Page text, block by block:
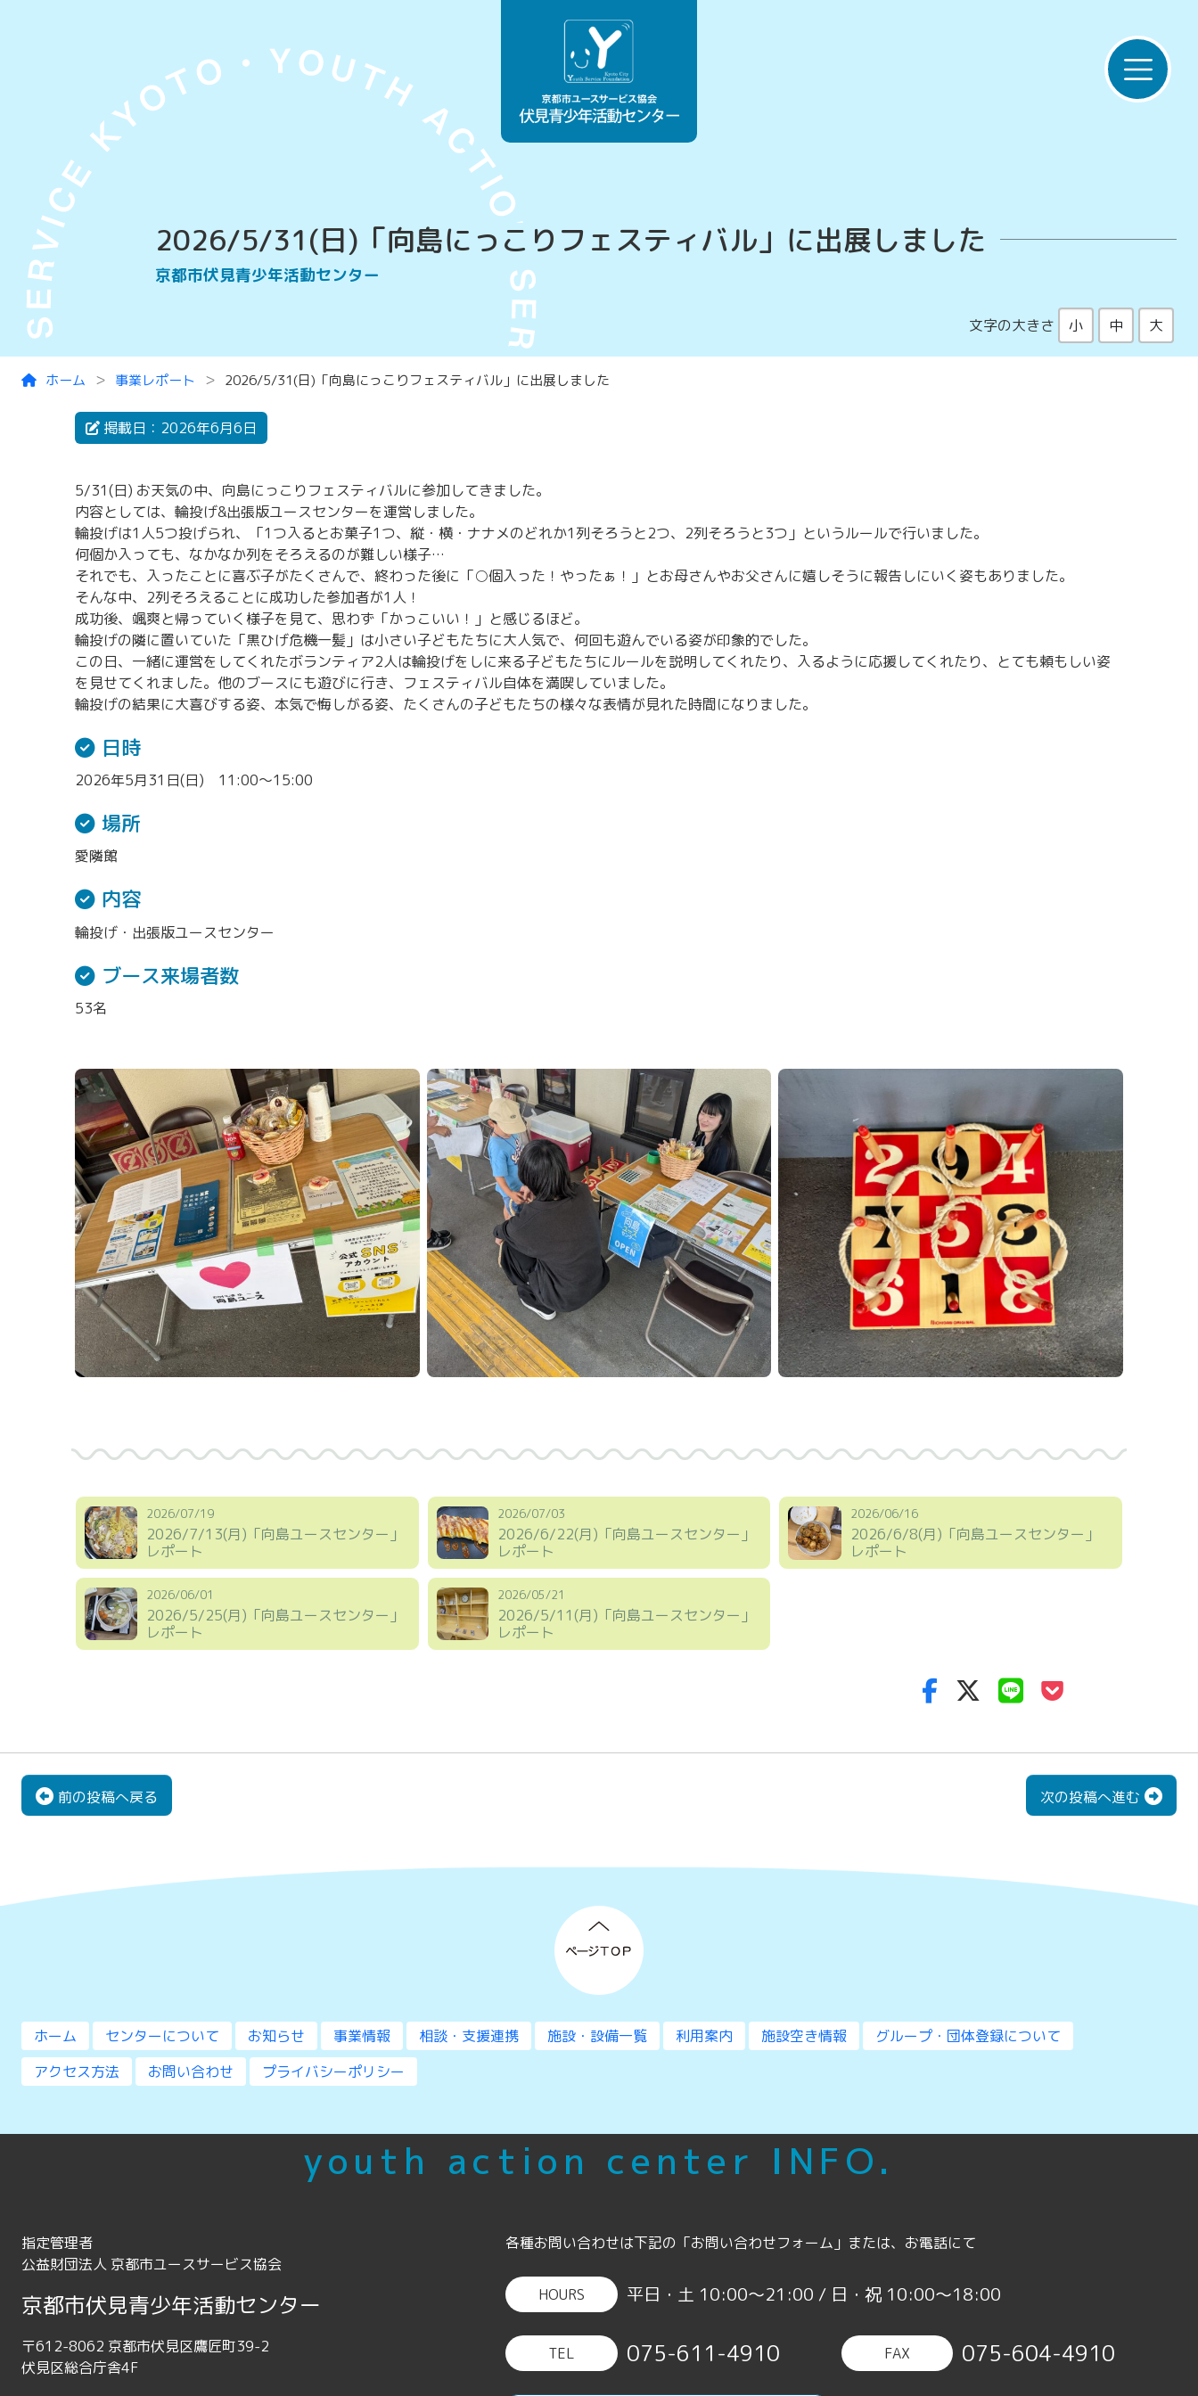
2026/5/31(日)「向島にっこりフェスティバル」に出展しました
京都市伏見青少年活動センター
文字の大きさ 小 中 大
ホーム 事業レポート 2026/5/31(日)「向島にっこりフェスティバル」に出展しました
掲載日：2026年6月6日
5/31(日) お天気の中、向島にっこりフェスティバルに参加してきました。
内容としては、輪投げ&出張版ユースセンターを運営しました。
輪投げは1人5つ投げられ、「1つ入るとお菓子1つ、縦・横・ナナメのどれか1列そろうと2つ、2列そろうと3つ」というルールで行いました。
何個か入っても、なかなか列をそろえるのが難しい様子…
それでも、入ったことに喜ぶ子がたくさんで、終わった後に「○個入った！やったぁ！」とお母さんやお父さんに嬉しそうに報告しにいく姿もありました。
そんな中、2列そろえることに成功した参加者が1人！
成功後、颯爽と帰っていく様子を見て、思わず「かっこいい！」と感じるほど。
輪投げの隣に置いていた「黒ひげ危機一髪」は小さい子どもたちに大人気で、何回も遊んでいる姿が印象的でした。
この日、一緒に運営をしてくれたボランティア2人は輪投げをしに来る子どもたちにルールを説明してくれたり、入るように応援してくれたり、とても頼もしい姿
を見せてくれました。他のブースにも遊びに行き、フェスティバル自体を満喫していました。
輪投げの結果に大喜びする姿、本気で悔しがる姿、たくさんの子どもたちの様々な表情が見れた時間になりました。
日時
2026年5月31日(日) 11:00～15:00
場所
愛隣館
内容
輪投げ・出張版ユースセンター
ブース来場者数
53名
2026/07/19
2026/7/13(月)「向島ユースセンター」
レポート
2026/07/03
2026/6/22(月)「向島ユースセンター」
レポート
2026/06/16
2026/6/8(月)「向島ユースセンター」
レポート
2026/06/01
2026/5/25(月)「向島ユースセンター」
レポート
2026/05/21
2026/5/11(月)「向島ユースセンター」
レポート
前の投稿へ戻る 次の投稿へ進む
ホーム センターについて お知らせ 事業情報 相談・支援連携 施設・設備一覧 利用案内 施設空き情報
グループ・団体登録について
アクセス方法
お問い合わせ プライバシーポリシー
youth action center INFO.
指定管理者
公益財団法人 京都市ユースサービス協会
京都市伏見青少年活動センター
〒612-8062 京都市伏見区鷹匠町39-2
伏見区総合庁舎4F
各種お問い合わせは下記の「お問い合わせフォーム」または、お電話にて
HOURS 平日・土 10:00〜21:00 / 日・祝 10:00〜18:00
TEL 075-611-4910 FAX 075-604-4910